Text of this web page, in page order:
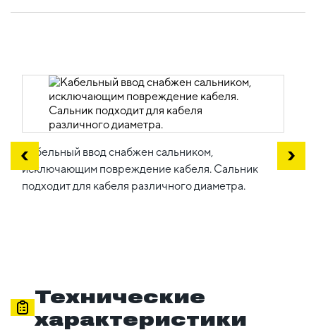
Кабельный ввод снабжен сальником,
исключающим повреждение кабеля. Сальник
подходит для кабеля различного диаметра.
Технические
характеристики